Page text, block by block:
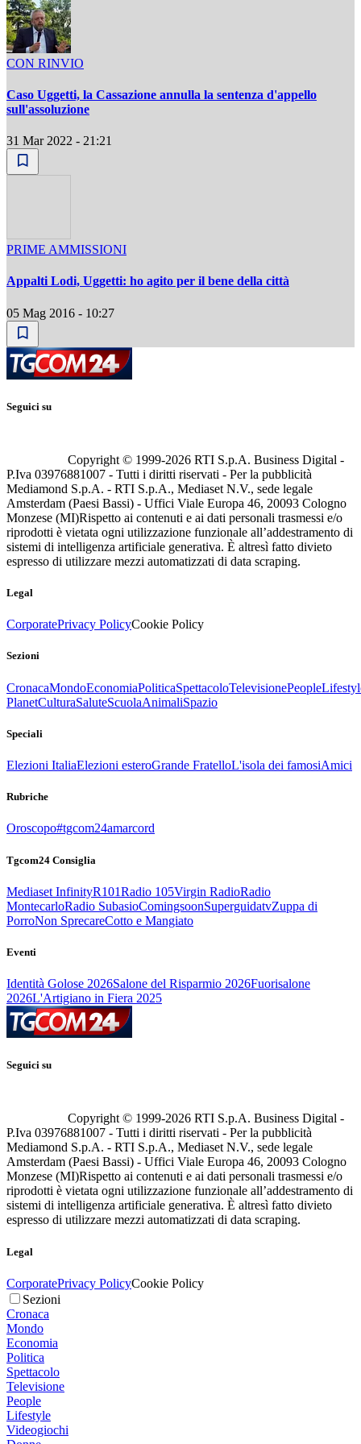
CON RINVIO
Caso Uggetti, la Cassazione annulla la sentenza d'appello
sull'assoluzione
31 Mar 2022 - 21:21
PRIME AMMISSIONI
Appalti Lodi, Uggetti: ho agito per il bene della città
05 Mag 2016 - 10:27
Seguici su
Copyright © 1999-2026 RTI S.p.A. Business Digital -
P.Iva 03976881007 - Tutti i diritti riservati - Per la pubblicità
Mediamond S.p.A. - RTI S.p.A., Mediaset N.V., sede legale
Amsterdam (Paesi Bassi) - Uffici Viale Europa 46, 20093 Cologno
Monzese (MI)Rispetto ai contenuti e ai dati personali trasmessi e/o
riprodotti è vietata ogni utilizzazione funzionale all’addestramento di
sistemi di intelligenza artificiale generativa. È altresì fatto divieto
espresso di utilizzare mezzi automatizzati di data scraping.
Legal
CorporatePrivacy PolicyCookie Policy
Sezioni
CronacaMondoEconomiaPoliticaSpettacoloTelevisionePeople
PlanetCulturaSaluteScuolaAnimaliSpazio
Speciali
Elezioni ItaliaElezioni esteroGrande FratelloL'isola dei famosiAmici
Rubriche
Oroscopo#tgcom24amarcord
Tgcom24 Consiglia
Mediaset InfinityR101Radio 105Virgin RadioRadio
MontecarloRadio SubasioComingsoonSuperguidatvZuppa di
PorroNon SprecareCotto e Mangiato
Eventi
Identità Golose 2026Salone del Risparmio 2026Fuorisalone
2026L'Artigiano in Fiera 2025
Seguici su
Copyright © 1999-2026 RTI S.p.A. Business Digital -
P.Iva 03976881007 - Tutti i diritti riservati - Per la pubblicità
Mediamond S.p.A. - RTI S.p.A., Mediaset N.V., sede legale
Amsterdam (Paesi Bassi) - Uffici Viale Europa 46, 20093 Cologno
Monzese (MI)Rispetto ai contenuti e ai dati personali trasmessi e/o
riprodotti è vietata ogni utilizzazione funzionale all’addestramento di
sistemi di intelligenza artificiale generativa. È altresì fatto divieto
espresso di utilizzare mezzi automatizzati di data scraping.
Legal
CorporatePrivacy PolicyCookie Policy
Sezioni
Cronaca
Mondo
Economia
Politica
Spettacolo
Televisione
People
Lifestyle
Videogiochi